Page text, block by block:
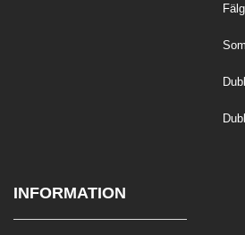
INFORMATION